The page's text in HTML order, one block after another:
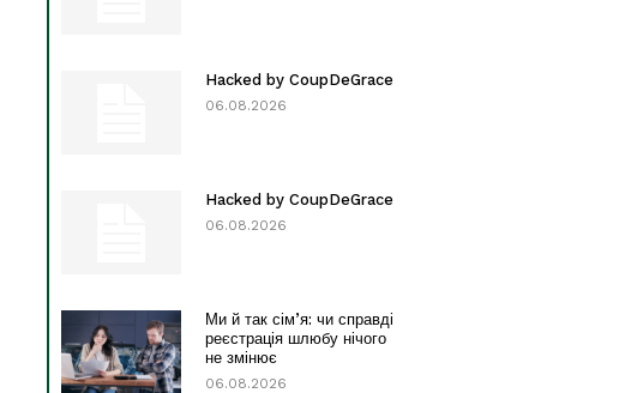
Hacked by CoupDeGrace
06.08.2026
Hacked by CoupDeGrace
06.08.2026
Ми й так сім’я: чи справді
реєстрація шлюбу нічого
не змінює
06.08.2026